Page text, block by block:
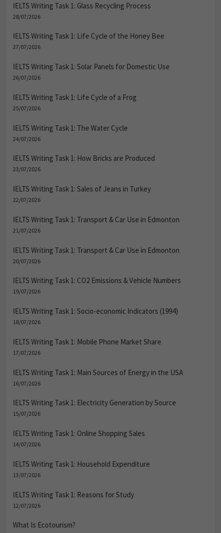
IELTS Writing Task 1: Glass Recycling Process
28/07/2026
IELTS Writing Task 1: Life Cycle of the Honey Bee
27/07/2026
IELTS Writing Task 1: Solar Panels for Domestic Use
26/07/2026
IELTS Writing Task 1: Life Cycle of a Frog
25/07/2026
IELTS Writing Task 1: The Water Cycle
24/07/2026
IELTS Writing Task 1: How Bricks are Produced
23/07/2026
IELTS Writing Task 1: Sales of Jeans in Turkey
22/07/2026
IELTS Writing Task 1: Transport & Car Use in Edmonton
21/07/2026
IELTS Writing Task 1: Transport & Car Use in Edmonton
20/07/2026
IELTS Writing Task 1: CO2 Emissions & Vehicle Numbers
19/07/2026
IELTS Writing Task 1: Socio-economic Indicators (1994)
18/07/2026
IELTS Writing Task 1: Mobile Phone Market Share
17/07/2026
IELTS Writing Task 1: Main Sources of Energy in the USA
16/07/2026
IELTS Writing Task 1: Electricity Generation by Source
15/07/2026
IELTS Writing Task 1: Online Shopping Sales
14/07/2026
IELTS Writing Task 1: Household Expenditure
13/07/2026
IELTS Writing Task 1: Reasons for Study
12/07/2026
What Is Ecotourism?